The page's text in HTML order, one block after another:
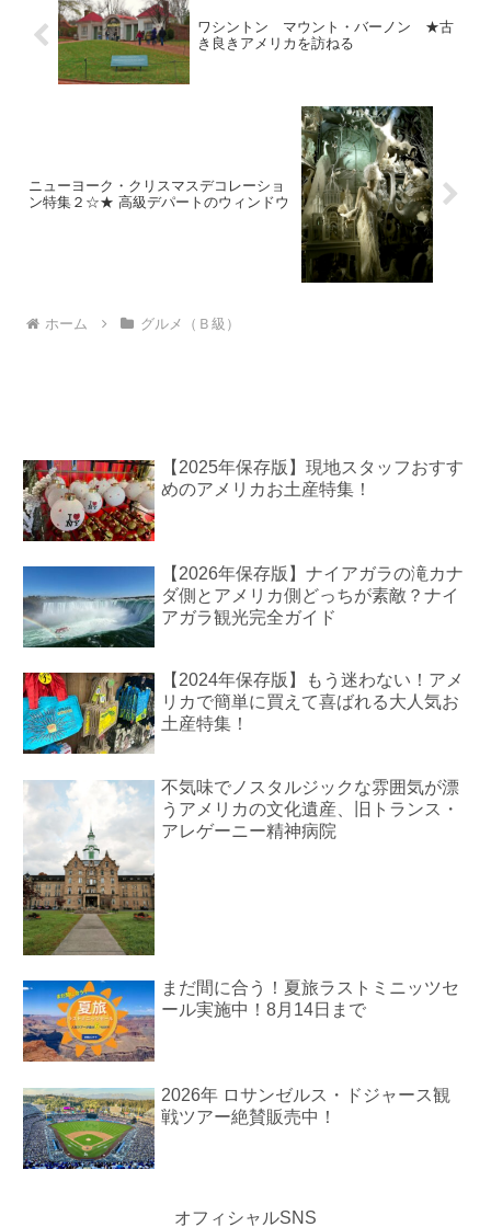
ワシントン マウント・バーノン ★古
き良きアメリカを訪ねる
ニューヨーク・クリスマスデコレーショ
ン特集２☆★ 高級デパートのウィンドウ
ホーム グルメ（Ｂ級）
【2025年保存版】現地スタッフおすす
めのアメリカお土産特集！
【2026年保存版】ナイアガラの滝カナ
ダ側とアメリカ側どっちが素敵？ナイ
アガラ観光完全ガイド
【2024年保存版】もう迷わない！アメ
リカで簡単に買えて喜ばれる大人気お
土産特集！
不気味でノスタルジックな雰囲気が漂
うアメリカの文化遺産、旧トランス・
アレゲーニー精神病院
まだ間に合う！夏旅ラストミニッツセ
ール実施中！8月14日まで
2026年 ロサンゼルス・ドジャース観
戦ツアー絶賛販売中！
オフィシャルSNS